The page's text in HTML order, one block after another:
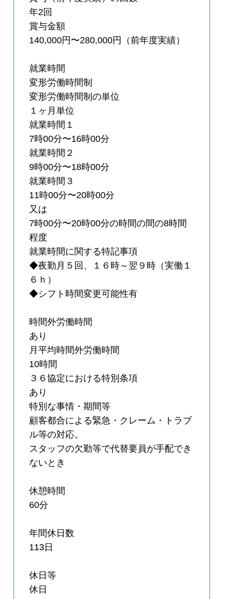
年2回
賞与金額
140,000円〜280,000円（前年度実績）
就業時間
変形労働時間制
変形労働時間制の単位
１ヶ月単位
就業時間１
7時00分〜16時00分
就業時間２
9時00分〜18時00分
就業時間３
11時00分〜20時00分
又は
7時00分〜20時00分の時間の間の8時間
程度
就業時間に関する特記事項
◆夜勤月５回、１６時～翌９時（実働１
６ｈ）
◆シフト時間変更可能性有
時間外労働時間
あり
月平均時間外労働時間
10時間
３６協定における特別条項
あり
特別な事情・期間等
顧客都合による緊急・クレーム・トラブ
ル等の対応。
スタッフの欠勤等で代替要員が手配でき
ないとき
休憩時間
60分
年間休日数
113日
休日等
休日